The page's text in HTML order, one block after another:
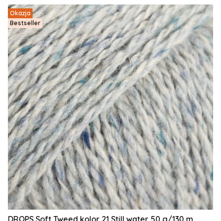
Okazja
Bestseller